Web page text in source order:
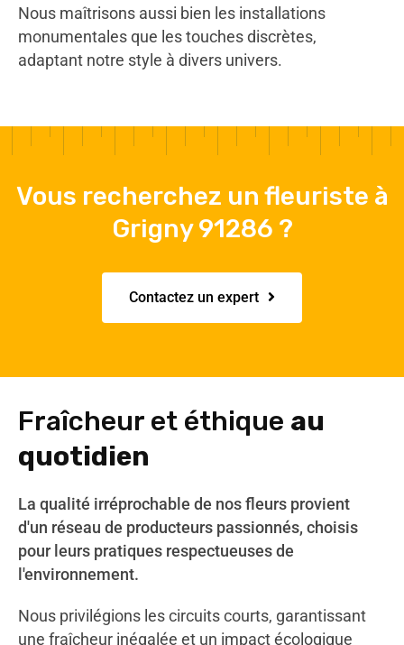
Nous maîtrisons aussi bien les installations
monumentales que les touches discrètes,
adaptant notre style à divers univers.
Vous recherchez un fleuriste à
Grigny 91286 ?
Contactez un expert
Fraîcheur et éthique au
quotidien
La qualité irréprochable de nos fleurs provient
d'un réseau de producteurs passionnés, choisis
pour leurs pratiques respectueuses de
l'environnement.
Nous privilégions les circuits courts, garantissant
une fraîcheur inégalée et un impact écologique